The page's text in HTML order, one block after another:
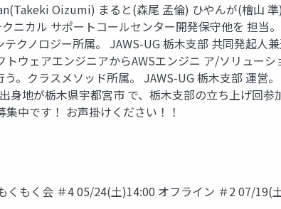
Oizumi) まると(森尾 孟倫) ひやんが(檜山
ニカル サポートコールセンター開発保守他を 担
クノロジー所属。 JAWS-UG 栃木支部 共同発起人
トウェアエンジニアからAWSエンジニ ア/ソリュー
。クラスメソッド所属。 JAWS-UG 栃木支部 運営
身地が栃木県宇都宮市 で、栃木支部の立ち上げ回
中です！ お声掛けください！！
もく会 ＃4 05/24(土)14:00 オフライン ＃2 07/19(